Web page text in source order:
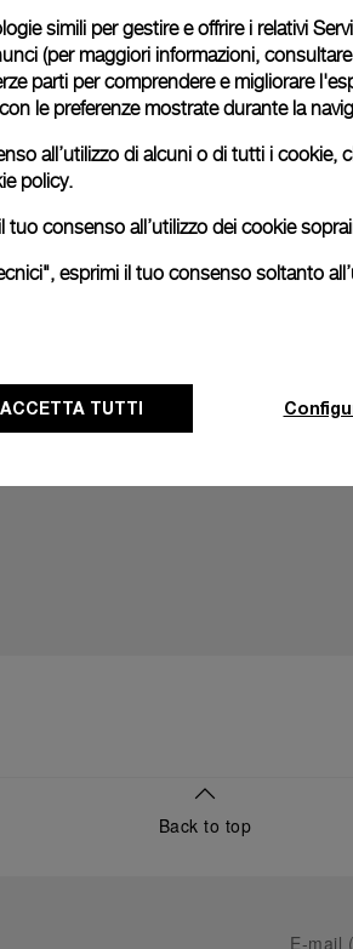
Le
Back to top
simili per gestire e offrire i relativi
(per maggiori informazioni,
parti per comprendere e migliorare
le preferenze mostrate durante la
all’utilizzo di alcuni o di tutti i cookie,
policy.
consenso all’utilizzo dei cookie
esprimi il tuo consenso soltanto
ACCETTA TUTTI